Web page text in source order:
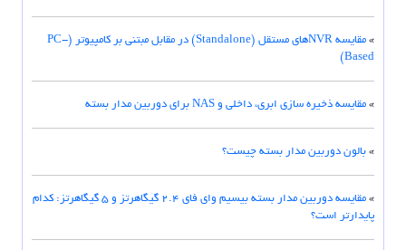
»
مقایسه NVRهای مستقل (Standalone) در مقابل مبتنی بر کامپیوتر (PC-
Based)
» مقایسه ذخیره سازی ابری، داخلی و NAS برای دوربین مدار بسته
» بالون دوربین مدار بسته چیست؟
»
مقایسه دوربین مدار بسته بیسیم وای فای ۲.۴ گیگاهرتز و ۵ گیگاهرتز: کدام
پایدارتر است؟